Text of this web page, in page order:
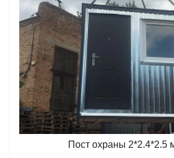
Пост охраны 2*2.4*2.5